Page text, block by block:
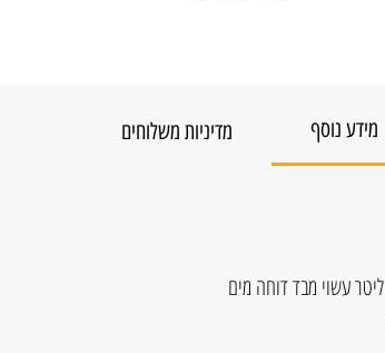
מידע נוסף מדיניות משלוחים
תיק הצ'ימידן CARGO של המותג "Marco Polo" בנפח 45 ליטר עשוי מבד דוחה מים